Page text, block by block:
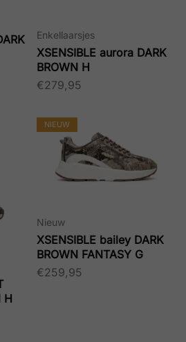
Enkellaarsjes
XSENSIBLE aurora DARK
BROWN H
€279,95
H
NIEUW
Nieuw
XSENSIBLE bailey DARK
BROWN FANTASY G
€259,95